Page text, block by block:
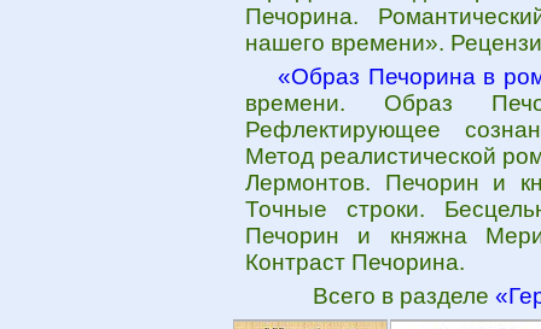
Печорина.
нашего времени».
«Образ Печорина в
времени. Образ
Рефлектирующее
Метод реалистической
Лермонтов. Печорин и
Точные строки.
Печорин и княжна
Контраст Печорина.
Всего в разделе